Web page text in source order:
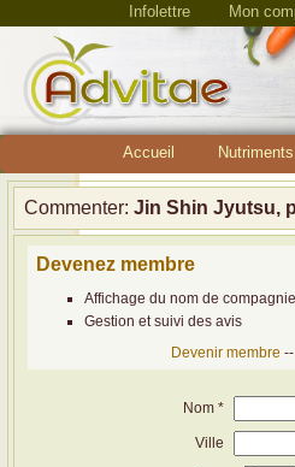
Infolettre Mon
Accueil Nutriments
Commenter: Jin Shin Jyutsu,
Devenez membre
Affichage du nom de
Gestion et suivi des avis
Devenir membre
Nom *
Ville